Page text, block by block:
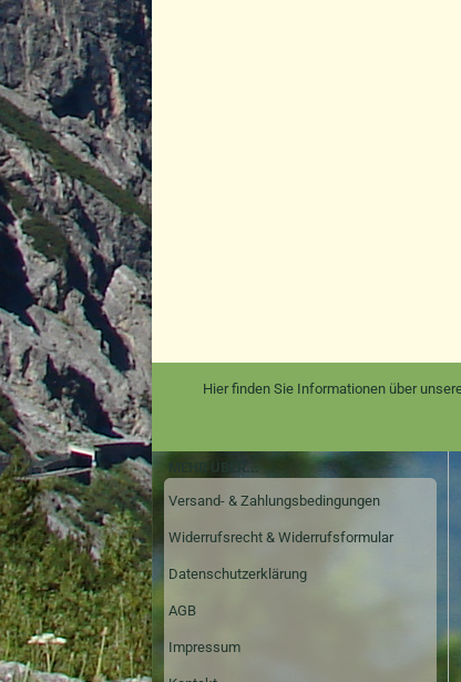
Hier finden Sie Informationen über
MEHR ÜBER...
Versand- & Zahlungsbedingungen
Widerrufsrecht & Widerrufsformular
Datenschutzerklärung
AGB
Impressum